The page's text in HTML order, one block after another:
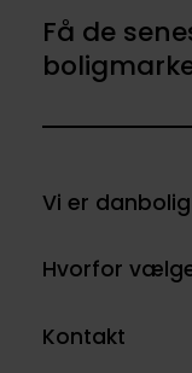
Få de
Vi er danbolig
Hvorfor
Kontakt